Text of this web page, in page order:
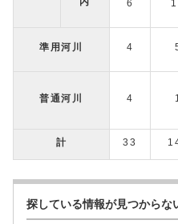
6
準用河川 4
普通河川 4
計 33
探している情報が見つからな